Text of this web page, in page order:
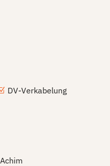
DV-Verkabelung
Achim